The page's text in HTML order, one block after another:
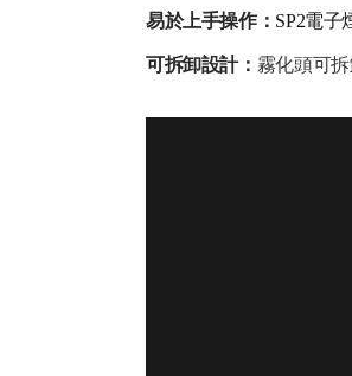
易於上手操作： SP2電子
可拆卸設計： 霧化頭可